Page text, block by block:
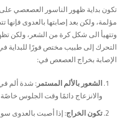
تكون بداية ظهور الناسور العصعصي
مؤلمة، ولكن بعد إصابتها بالعدوى
وتتهيأ الى شكل كرة من الشعر، ولكن
التحرك إلى طبيب مختص فورًا للبداية
الإصابة بخراج العصعص في:
الشعور بالألم المستمر: شدة ألم
والانزعاج دائمًا وقت الجلوس
تكون الخراج: إذا أصبت بالعدوى